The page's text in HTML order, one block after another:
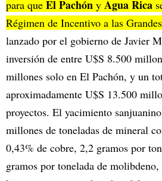
para que El Pachón y Agua Rica
Régimen de Incentivo a las
lanzado por el gobierno de Javier
inversión de entre U$S 8.500
millones solo en El Pachón, y un
aproximadamente U$S 13.500
proyectos. El yacimiento
millones de toneladas de mineral
0,43% de cobre, 2,2 gramos por
gramos por tonelada de